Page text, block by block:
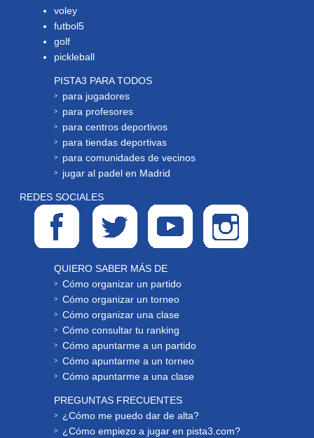
voley
futbol5
golf
pickleball
PISTA3 PARA TODOS
para jugadores
para profesores
para centros deportivos
para tiendas deportivas
para comunidades de vecinos
jugar al padel en Madrid
REDES SOCIALES
QUIERO SABER MÁS DE
Cómo organizar un partido
Cómo organizar un torneo
Cómo organizar una clase
Cómo consultar tu ranking
Cómo apuntarme a un partido
Cómo apuntarme a un torneo
Cómo apuntarme a una clase
PREGUNTAS FRECUENTES
¿Cómo me puedo dar de alta?
¿Cómo empiezo a jugar en pista3.com?